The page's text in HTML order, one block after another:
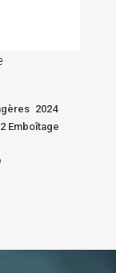
2024
Emboîtage